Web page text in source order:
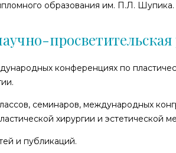
образования им. П.Л. Шупика.
просветительская
конференциях по
семинаров, международных
хирургии и эстетической
и публикаций.